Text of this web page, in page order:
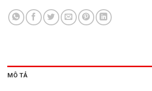
MÔ TẢ